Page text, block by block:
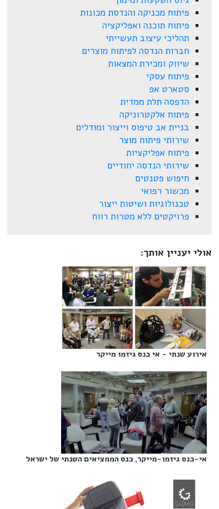
פיתוח מכניקה והנדסת מכונות
פיתוח תוכנה ואפליקציה
תהליכי עיצוב תעשייתי
חברות הנדסה לפיתוח מוצרים
שיווק ומכירת המצאות
פיתוח עסקי
סטארט אפ
הדפסה תלת ממדית
פיתוח אלקטרוניקה
בניית אב טיפוס וייצור ומודלים
שירותי פיתוח מוצר
פיתוח אפליקציות
שירותי הנדסה יחודיים
חיפוש פטנטים
מכשור רפואי
טכנולוגיות ושיטות ייצור
פרויקטים ללא מטרות רווח
אולי יעניין אותך:
אירוע שנתי - אי כנס גיזמו מייקר‎
אי-כנס גיזמו-מייקר, כנס הממציאים השנתי של ישראל‎